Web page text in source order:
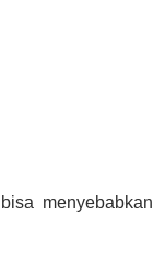
menyebabkan